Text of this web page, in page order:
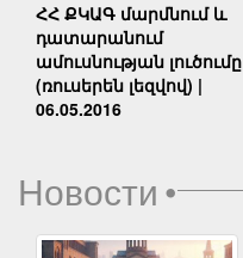
ՀՀ ՔԿԱԳ մարմնում և
դատարանում
ամուսնության լուծումը
(ռուսերեն լեզվով) |
06.05.2016
Новости•